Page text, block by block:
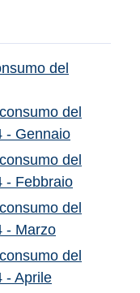
del
del
- Gennaio
del
- Febbraio
del
- Marzo
del
- Aprile